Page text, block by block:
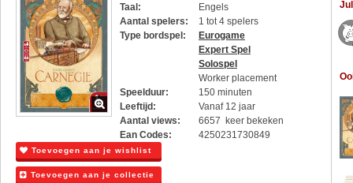
Taal:
Engels
Aantal spelers:
1 tot 4 spelers
Type bordspel:
Eurogame
Expert Spel
Solospel
Worker placement
Speelduur:
150 minuten
Leeftijd:
Vanaf 12 jaar
Aantal views:
6657 keer bekeken
Ean Codes:
4250231730849
Toevoegen aan je wishlist
Toevoegen aan je collectie